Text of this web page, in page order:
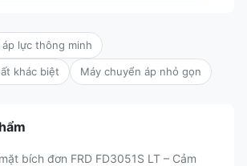
lực thông minh
khác biệt Máy chuyển áp nhỏ gọn
bích đơn FRD FD3051S LT – Cảm